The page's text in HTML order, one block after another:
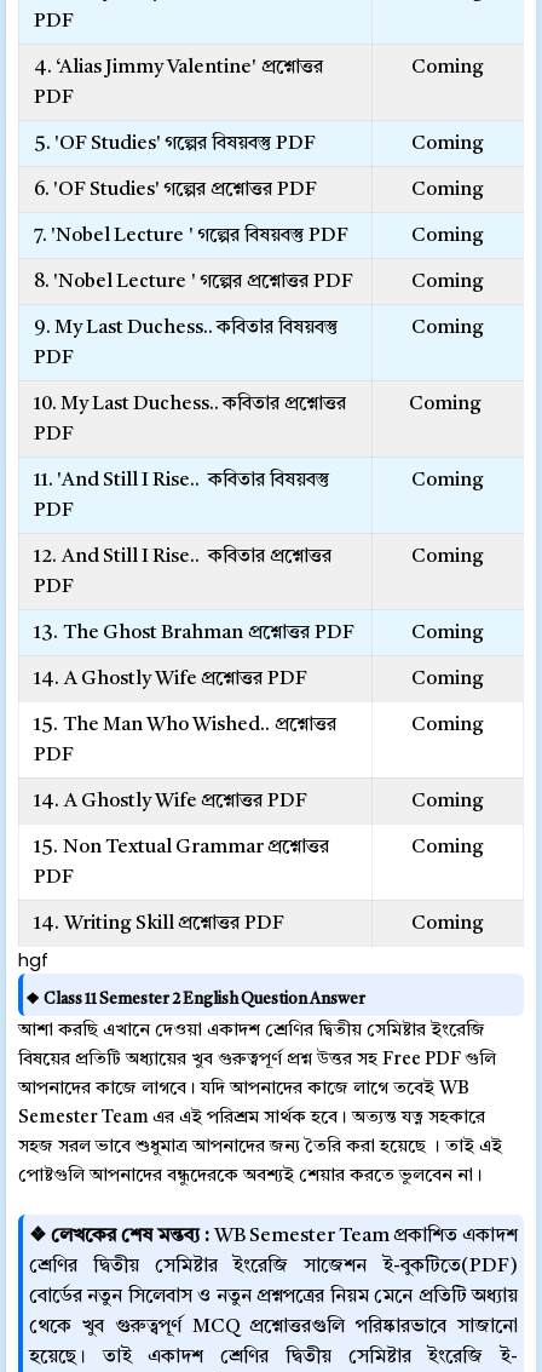
PDF
4. ‘Alias Jimmy Valentine' প্রশ্নোত্তর
PDF
Coming
5. 'OF Studies' গল্পের বিষয়বস্তু PDF Coming
6. 'OF Studies' গল্পের প্রশ্নোত্তর PDF Coming
7. 'Nobel Lecture ' গল্পের বিষয়বস্তু PDF Coming
8. 'Nobel Lecture ' গল্পের প্রশ্নোত্তর PDF Coming
9. My Last Duchess.. কবিতার বিষয়বস্তু
PDF
Coming
10. My Last Duchess.. কবিতার প্রশ্নোত্তর
PDF
Coming
11. 'And Still I Rise.. কবিতার বিষয়বস্তু
PDF
Coming
12. And Still I Rise.. কবিতার প্রশ্নোত্তর
PDF
Coming
13. The Ghost Brahman প্রশ্নোত্তর PDF Coming
14. A Ghostly Wife প্রশ্নোত্তর PDF Coming
15. The Man Who Wished.. প্রশ্নোত্তর
PDF
Coming
14. A Ghostly Wife প্রশ্নোত্তর PDF Coming
15. Non Textual Grammar প্রশ্নোত্তর
PDF
Coming
14. Writing Skill প্রশ্নোত্তর PDF Coming
hgf
❖ Class 11 Semester 2 English Question Answer
আশা করছি এখানে দেওয়া একাদশ শ্রেণির দ্বিতীয় সেমিষ্টার ইংরেজি
বিষয়ের প্রতিটি অধ্যায়ের খুব গুরুত্বপূর্ণ প্রশ্ন উত্তর সহ Free PDF গুলি
আপনাদের কাজে লাগবে। যদি আপনাদের কাজে লাগে তবেই WB
Semester Team এর এই পরিশ্রম সার্থক হবে। অত্যন্ত যত্ন সহকারে
সহজ সরল ভাবে শুধুমাত্র আপনাদের জন্য তৈরি করা হয়েছে । তাই এই
পোষ্টগুলি আপনাদের বন্ধুদেরকে অবশ্যই শেয়ার করতে ভুলবেন না।
❖ লেখকের শেষ মন্তব্য : WB Semester Team প্রকাশিত একাদশ
শ্রেণির দ্বিতীয় সেমিষ্টার ইংরেজি সাজেশন ই-বুকটিতে(PDF)
বোর্ডের নতুন সিলেবাস ও নতুন প্রশ্নপত্রের নিয়ম মেনে প্রতিটি অধ্যায়
থেকে খুব গুরুত্বপূর্ণ MCQ প্রশ্নোত্তরগুলি পরিষ্কারভাবে সাজানো
হয়েছে। তাই একাদশ শ্রেণির দ্বিতীয় সেমিষ্টার ইংরেজি ই-